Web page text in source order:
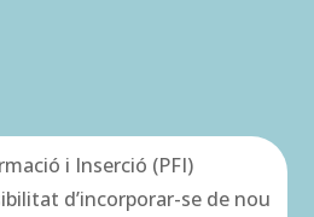
i Inserció (PFI)
d’incorporar-se de nou